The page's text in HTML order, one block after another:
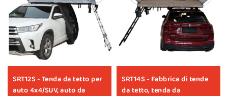
SRT12S - Tenda da tetto per
auto 4x4/SUV, auto da
SRT14S - Fabbrica di tende
da tetto, tenda da